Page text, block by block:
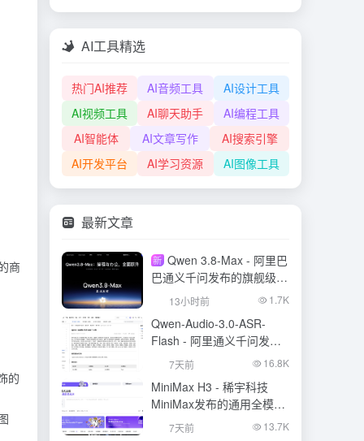
商
的
AI工具精选
热门AI推荐 AI音频工具
AI设计工具
AI视频工具
AI聊天助手
AI编程工具
AI智能体
AI文章写作
AI搜索引擎
AI开发平台
AI学习资源 AI图像工具
最新文章
新 Qwen 3.8-Max - 阿里巴
巴通义千问发布的旗舰级大
模型13小时前 1.7K
Qwen-Audio-3.0-ASR-
Flash - 阿里通义千问发布
的语音识别大模型
7天前 16.8K
MiniMax H3 - 稀宇科技
MiniMax发布的通用全模态
生成模型
7天前 13.7K